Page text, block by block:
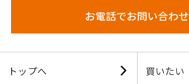
お電話でお問い合わせ
トップへ 買いたい